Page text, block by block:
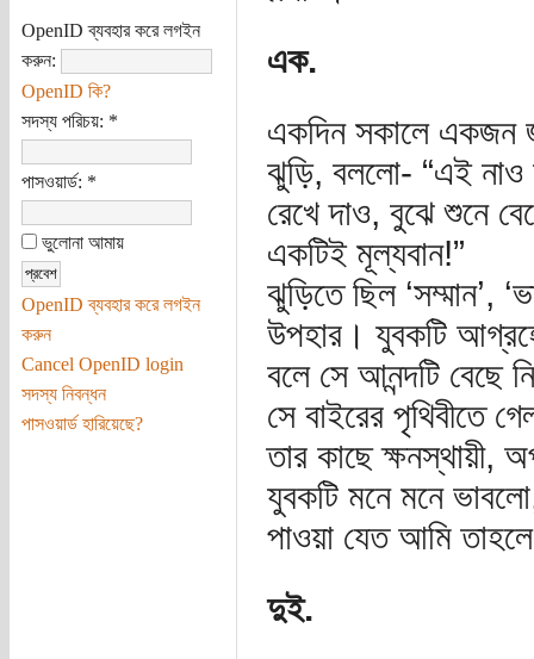
OpenID ব্যবহার করে লগইন
করুন:
OpenID কি?
সদস্য পরিচয়: *
পাসওয়ার্ড: *
ভুলোনা আমায়
OpenID ব্যবহার করে লগইন
করুন
Cancel OpenID login
সদস্য নিবন্ধন
পাসওয়ার্ড হারিয়েছে?
এক.
একদিন সকালে একজন
ঝুড়ি, বললো- “এই নাও
রেখে দাও, বুঝে শুনে
একটিই মূল্যবান!”
ঝুড়িতে ছিল ‘সম্মান’,
উপহার। যুবকটি
বলে সে আনন্দটি বেছে
সে বাইরের পৃথিবীতে
তার কাছে ক্ষনস্থায়ী,
যুবকটি মনে মনে
পাওয়া যেত আমি তাহলে
দুই.